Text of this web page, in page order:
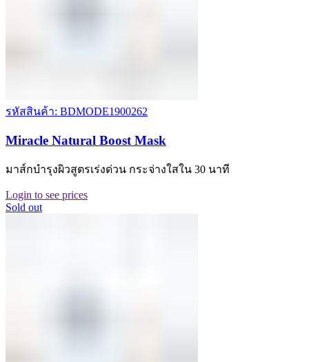
รหัสสินค้า: BDMODE1900262
Miracle Natural Boost Mask
มาส์กบำรุงผิวสูตรเร่งด่วน กระจ่างใสใน 30 นาที
Login to see prices
Sold out